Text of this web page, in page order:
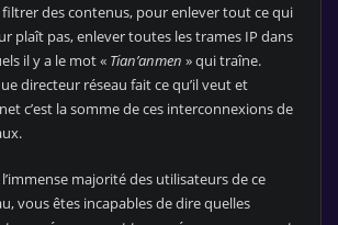
des contenus, pour enlever tout ce qui
plaît pas, enlever toutes les trames IP dans
il y a le mot « Tian’anmen » qui traîne.
directeur réseau fait ce qu’il veut et
c’est la somme de ces interconnexions de
majorité des utilisateurs de ce
vous êtes incapables de dire quelles